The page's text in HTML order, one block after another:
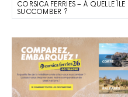
CORSICA FERRIES – À QUELLE
SUCCOMBER ?